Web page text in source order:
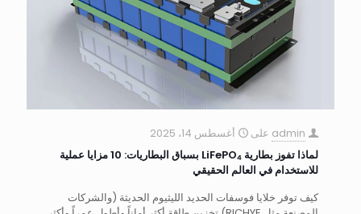
admin على
أغسطس 14، 2025
لماذا تفوز بطارية LiFePO₄ بسباق البطاريات: 10 مزايا عملية
للاستخدام في العالم الحقيقي
كيف توفر خلايا فوسفات الحديد الليثيوم الحديثة (والشركات